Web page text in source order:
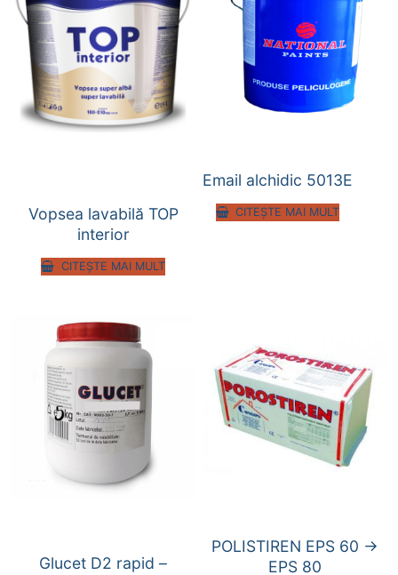
Vopsea lavabilă TOP
interior
CITEȘTE MAI MULT
Email alchidic 5013E
CITEȘTE MAI MULT
Glucet D2 rapid –
POLISTIREN EPS 60 ->
EPS 80